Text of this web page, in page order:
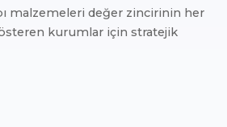
malzemeleri değer zincirinin her
kurumlar için stratejik